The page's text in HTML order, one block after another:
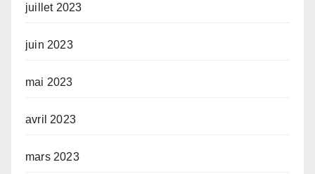
juillet 2023
juin 2023
mai 2023
avril 2023
mars 2023